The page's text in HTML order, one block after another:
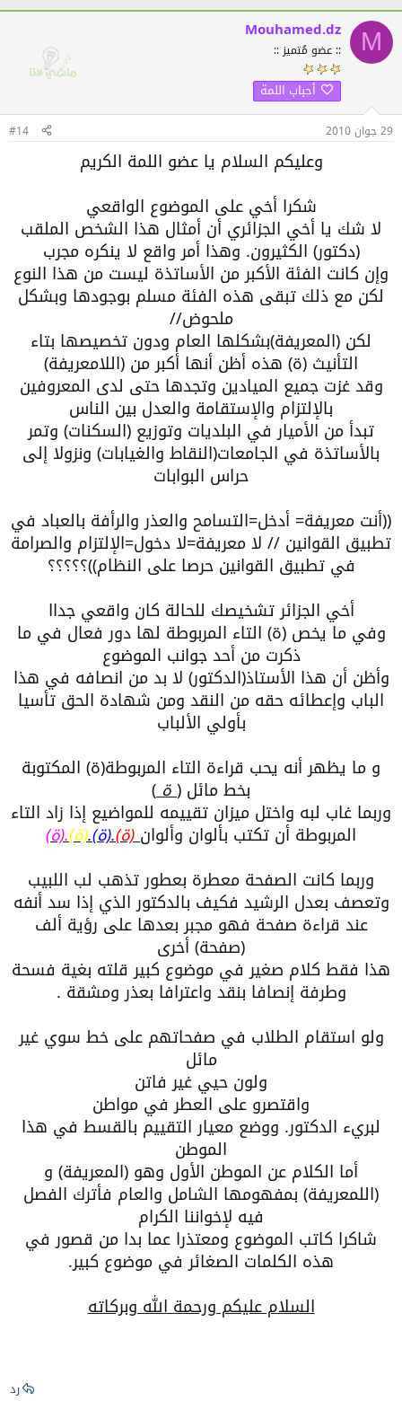
M
Mouhamed.dz
:: عضو مُتميز ::
أحباب اللمة
29 جوان 2010 #14
وعليكم السلام يا عضو اللمة الكريم
شكرا أخي على الموضوع الواقعي
لا شك يا أخي الجزائري أن أمثال هذا الشخص الملقب
(دكتور) الكثيرون. وهذا أمر واقع لا ينكره مجرب
وإن كانت الفئة الأكبر من الأساتذة ليست من هذا النوع
لكن مع ذلك تبقى هذه الفئة مسلم بوجودها وبشكل
ملحوض//
لكن (المعريفة)بشكلها العام ودون تخصيصها بتاء
التأنيث (ة) هذه أظن أنها أكبر من (اللامعريفة)
وقد غزت جميع الميادين وتجدها حتى لدى المعروفين
بالإلتزام والإستقامة والعدل بين الناس
تبدأ من الأميار في البلديات وتوزيع (السكنات) وتمر
بالأساتذة في الجامعات(النقاط والغيابات) ونزولا إلى
حراس البوابات
((أنت معريفة= أدخل=التسامح والعذر والرأفة بالعباد في
تطبيق القوانين // لا معريفة=لا دخول=الإلتزام والصرامة
في تطبيق القوانين حرصا على النظام))؟؟؟؟؟
أخي الجزائر تشخيصك للحالة كان واقعي جداا
وفي ما يخص (ة) التاء المربوطة لها دور فعال في ما
ذكرت من أحد جوانب الموضوع
وأظن أن هذا الأستاذ(الدكتور) لا بد من انصافه في هذا
الباب وإعطائه حقه من النقد ومن شهادة الحق تأسيا
بأولي الألباب
و ما يظهر أنه يحب قراءة التاء المربوطة(ة) المكتوبة
بخط مائل (ة)
وربما غاب لبه واختل ميزان تقييمه للمواضيع إذا زاد التاء
المربوطة أن تكتب بألوان وألوان(ة).(ة).(ة).(ة)
وربما كانت الصفحة معطرة بعطور تذهب لب اللبيب
وتعصف بعدل الرشيد فكيف بالدكتور الذي إذا سد أنفه
عند قراءة صفحة فهو مجبر بعدها على رؤية ألف
(صفحة) أخرى
هذا فقط كلام صغير في موضوع كبير قلته بغية فسحة
وطرفة إنصافا بنقد واعترافا بعذر ومشقة .
ولو استقام الطلاب في صفحاتهم على خط سوي غير
مائل
ولون حيي غير فاتن
واقتصرو على العطر في مواطن
لبريء الدكتور. ووضع معيار التقييم بالقسط في هذا
الموطن
أما الكلام عن الموطن الأول وهو (المعريفة) و
(اللمعريفة) بمفهومها الشامل والعام فأترك الفصل
فيه لإخواننا الكرام
شاكرا كاتب الموضوع ومعتذرا عما بدا من قصور في
هذه الكلمات الصغائر في موضوع كبير.
السلام عليكم ورحمة الله وبركاته
رد